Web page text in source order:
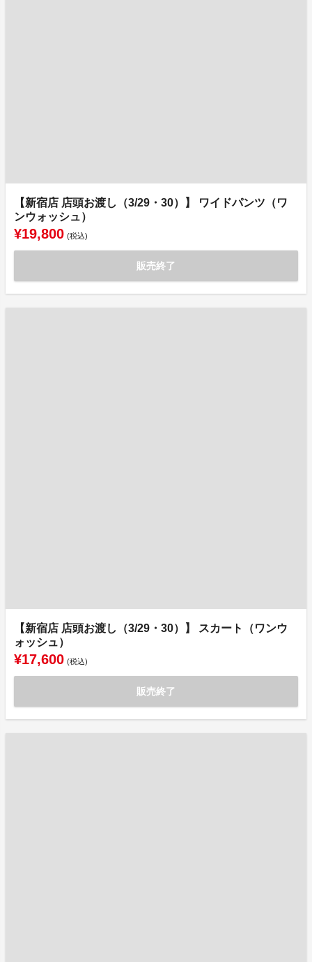
【新宿店 店頭お渡し（3/29・30）】 ワイドパンツ（ワ
ンウォッシュ）
¥19,800 (税込)
販売終了
【新宿店 店頭お渡し（3/29・30）】 スカート（ワンウ
ォッシュ）
¥17,600 (税込)
販売終了